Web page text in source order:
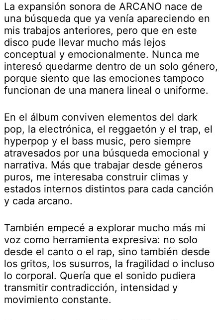
La expansión sonora de ARCANO nace de
una búsqueda que ya venía apareciendo en
mis trabajos anteriores, pero que en este
disco pude llevar mucho más lejos
conceptual y emocionalmente. Nunca me
interesó quedarme dentro de un solo género,
porque siento que las emociones tampoco
funcionan de una manera lineal o uniforme.
En el álbum conviven elementos del dark
pop, la electrónica, el reggaetón y el trap, el
hyperpop y el bass music, pero siempre
atravesados por una búsqueda emocional y
narrativa. Más que trabajar desde géneros
puros, me interesaba construir climas y
estados internos distintos para cada canción
y cada arcano.
También empecé a explorar mucho más mi
voz como herramienta expresiva: no solo
desde el canto o el rap, sino también desde
los gritos, los susurros, la fragilidad o incluso
lo corporal. Quería que el sonido pudiera
transmitir contradicción, intensidad y
movimiento constante.